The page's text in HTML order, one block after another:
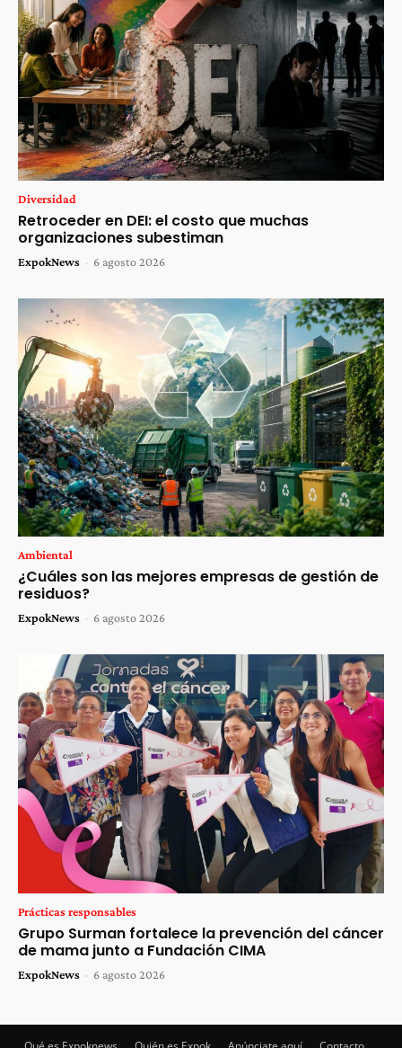
Diversidad
Retroceder en DEI: el costo que muchas
organizaciones subestiman
ExpokNews - 6 agosto 2026
Ambiental
¿Cuáles son las mejores empresas de gestión de
residuos?
ExpokNews - 6 agosto 2026
Prácticas responsables
Grupo Surman fortalece la prevención del cáncer
de mama junto a Fundación CIMA
ExpokNews - 6 agosto 2026